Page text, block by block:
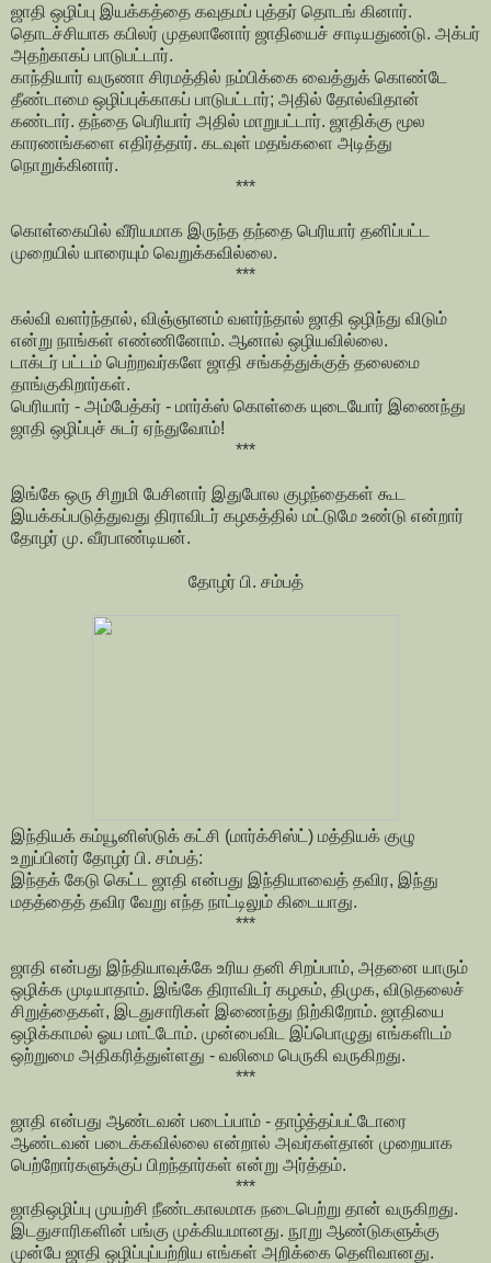
ஜாதி ஒழிப்பு இயக்கத்தை கவுதமப் புத்தர் தொடங் கினார்.
தொடச்சியாக கபிலர் முதலானோர் ஜாதியைச் சாடியதுண்டு. அக்பர்
அதற்காகப் பாடுபட்டார்.
காந்தியார் வருணா சிரமத்தில் நம்பிக்கை வைத்துக் கொண்டே
தீண்டாமை ஒழிப்புக்காகப் பாடுபட்டார்; அதில் தோல்விதான்
கண்டார். தந்தை பெரியார் அதில் மாறுபட்டார். ஜாதிக்கு மூல
காரணங்களை எதிர்த்தார். கடவுள் மதங்களை அடித்து
நொறுக்கினார்.
***
கொள்கையில் வீரியமாக இருந்த தந்தை பெரியார் தனிப்பட்ட
முறையில் யாரையும் வெறுக்கவில்லை.
***
கல்வி வளர்ந்தால், விஞ்ஞானம் வளர்ந்தால் ஜாதி ஒழிந்து விடும்
என்று நாங்கள் எண்ணினோம். ஆனால் ஒழியவில்லை.
டாக்டர் பட்டம் பெற்றவர்களே ஜாதி சங்கத்துக்குத் தலைமை
தாங்குகிறார்கள்.
பெரியார் - அம்பேத்கர் - மார்க்ஸ் கொள்கை யுடையோர் இணைந்து
ஜாதி ஒழிப்புச் சுடர் ஏந்துவோம்!
***
இங்கே ஒரு சிறுமி பேசினார் இதுபோல குழந்தைகள் கூட
இயக்கப்படுத்துவது திராவிடர் கழகத்தில் மட்டுமே உண்டு என்றார்
தோழர் மு. வீரபாண்டியன்.
தோழர் பி. சம்பத்
இந்தியக் கம்யூனிஸ்டுக் கட்சி (மார்க்சிஸ்ட்) மத்தியக் குழு
உறுப்பினர் தோழர் பி. சம்பத்:
இந்தக் கேடு கெட்ட ஜாதி என்பது இந்தியாவைத் தவிர, இந்து
மதத்தைத் தவிர வேறு எந்த நாட்டிலும் கிடையாது.
***
ஜாதி என்பது இந்தியாவுக்கே உரிய தனி சிறப்பாம், அதனை யாரும்
ஒழிக்க முடியாதாம். இங்கே திராவிடர் கழகம், திமுக, விடுதலைச்
சிறுத்தைகள், இடதுசாரிகள் இணைந்து நிற்கிறோம். ஜாதியை
ஒழிக்காமல் ஓய மாட்டோம். முன்பைவிட இப்பொழுது எங்களிடம்
ஒற்றுமை அதிகரித்துள்ளது - வலிமை பெருகி வருகிறது.
***
ஜாதி என்பது ஆண்டவன் படைப்பாம் - தாழ்த்தப்பட்டோரை
ஆண்டவன் படைக்கவில்லை என்றால் அவர்கள்தான் முறையாக
பெற்றோர்களுக்குப் பிறந்தார்கள் என்று அர்த்தம்.
***
ஜாதிஒழிப்பு முயற்சி நீண்டகாலமாக நடைபெற்று தான் வருகிறது.
இடதுசாரிகளின் பங்கு முக்கியமானது. நூறு ஆண்டுகளுக்கு
முன்பே ஜாதி ஒழிப்புப்பற்றிய எங்கள் அறிக்கை தெளிவானது.